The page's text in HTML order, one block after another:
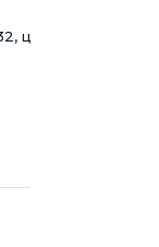
цвет золото, на